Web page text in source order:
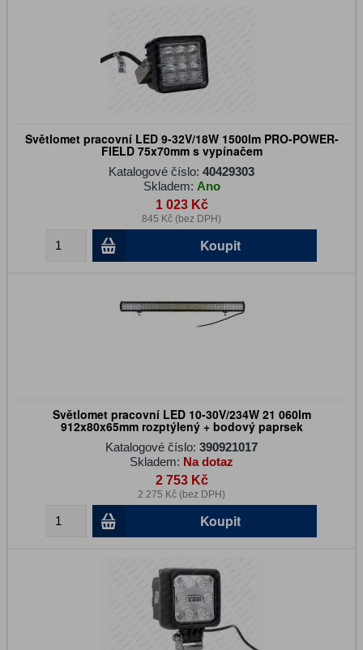
Světlomet pracovní LED 9-32V/18W 1500lm PRO-POWER-
FIELD 75x70mm s vypínačem
Katalogové číslo: 40429303
Skladem: Ano
1 023 Kč
845 Kč (bez DPH)
Koupit
Světlomet pracovní LED 10-30V/234W 21 060lm
912x80x65mm rozptýlený + bodový paprsek
Katalogové číslo: 390921017
Skladem: Na dotaz
2 753 Kč
2 275 Kč (bez DPH)
Koupit